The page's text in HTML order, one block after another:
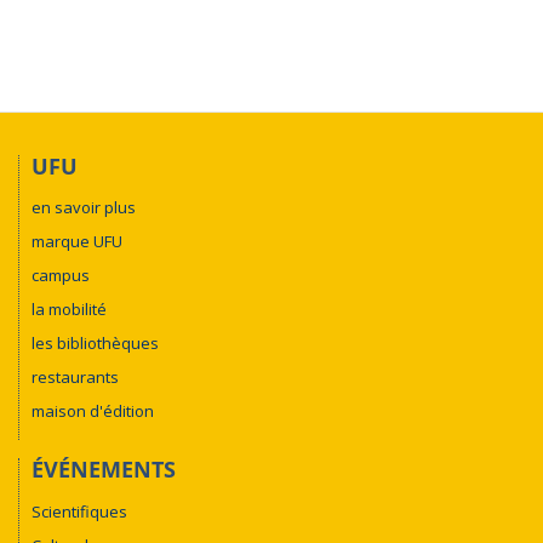
UFU
en savoir plus
marque UFU
campus
la mobilité
les bibliothèques
restaurants
maison d'édition
ÉVÉNEMENTS
Scientifiques